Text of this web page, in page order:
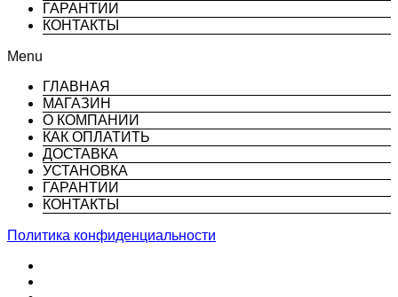
ГАРАНТИИ
КОНТАКТЫ
Menu
ГЛАВНАЯ
МАГАЗИН
О КОМПАНИИ
КАК ОПЛАТИТЬ
ДОСТАВКА
УСТАНОВКА
ГАРАНТИИ
КОНТАКТЫ
Политика конфиденциальности